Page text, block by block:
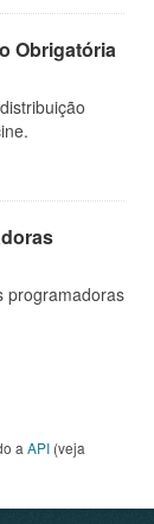
Obrigatória
programadoras
a API (veja